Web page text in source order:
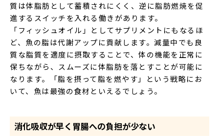
質は体脂肪として蓄積されにくく、逆に脂肪燃焼を促
進するスイッチを入れる働きがあります。
「フィッシュオイル」としてサプリメントにもなるほ
ど、魚の脂は代謝アップに貢献します。減量中でも良
質な脂質を適度に摂取することで、体の機能を正常に
保ちながら、スムーズに体脂肪を落とすことが可能に
なります。「脂を摂って脂を燃やす」という戦略にお
いて、魚は最強の食材といえるでしょう。
消化吸収が早く胃腸への負担が少ない